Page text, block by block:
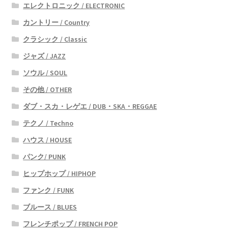
エレクトロニック / ELECTRONIC
カントリー / Country
クラシック / Classic
ジャズ / JAZZ
ソウル / SOUL
その他 / OTHER
ダブ・スカ・レゲエ / DUB・SKA・REGGAE
テクノ / Techno
ハウス / HOUSE
パンク/ PUNK
ヒップホップ / HIPHOP
ファンク / FUNK
ブルース / BLUES
フレンチポップ / FRENCH POP